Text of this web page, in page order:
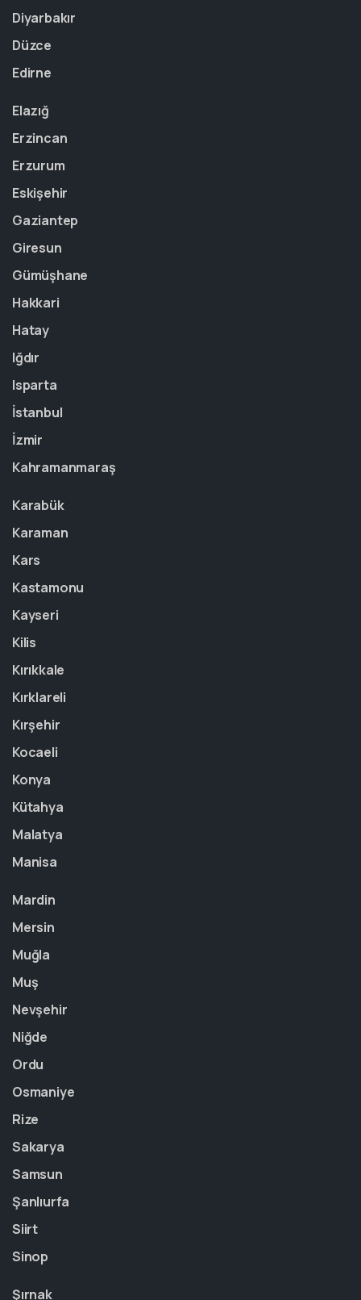
Diyarbakır
Düzce
Edirne
Elazığ
Erzincan
Erzurum
Eskişehir
Gaziantep
Giresun
Gümüşhane
Hakkari
Hatay
Iğdır
Isparta
İstanbul
İzmir
Kahramanmaraş
Karabük
Karaman
Kars
Kastamonu
Kayseri
Kilis
Kırıkkale
Kırklareli
Kırşehir
Kocaeli
Konya
Kütahya
Malatya
Manisa
Mardin
Mersin
Muğla
Muş
Nevşehir
Niğde
Ordu
Osmaniye
Rize
Sakarya
Samsun
Şanlıurfa
Siirt
Sinop
Şırnak